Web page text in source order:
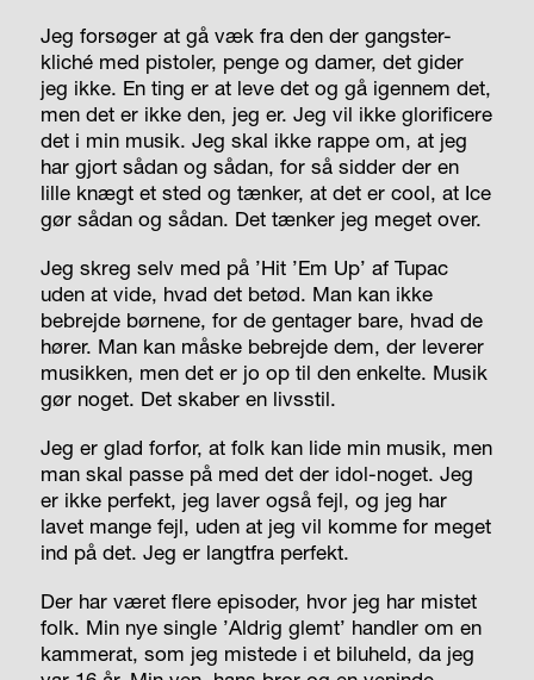
Jeg forsøger at gå væk fra den der gangster-
kliché med pistoler, penge og damer, det gider
jeg ikke. En ting er at leve det og gå igennem det,
men det er ikke den, jeg er. Jeg vil ikke glorificere
det i min musik. Jeg skal ikke rappe om, at jeg
har gjort sådan og sådan, for så sidder der en
lille knægt et sted og tænker, at det er cool, at Ice
gør sådan og sådan. Det tænker jeg meget over.
Jeg skreg selv med på ’Hit ’Em Up’ af Tupac
uden at vide, hvad det betød. Man kan ikke
bebrejde børnene, for de gentager bare, hvad de
hører. Man kan måske bebrejde dem, der leverer
musikken, men det er jo op til den enkelte. Musik
gør noget. Det skaber en livsstil.
Jeg er glad forfor, at folk kan lide min musik, men
man skal passe på med det der idol-noget. Jeg
er ikke perfekt, jeg laver også fejl, og jeg har
lavet mange fejl, uden at jeg vil komme for meget
ind på det. Jeg er langtfra perfekt.
Der har været flere episoder, hvor jeg har mistet
folk. Min nye single ’Aldrig glemt’ handler om en
kammerat, som jeg mistede i et biluheld, da jeg